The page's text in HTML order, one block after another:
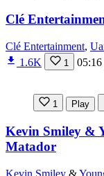
Clé
Clé Entertainment,
1.6K
1 05:16
1 Play
Kevin Smiley &
Matador